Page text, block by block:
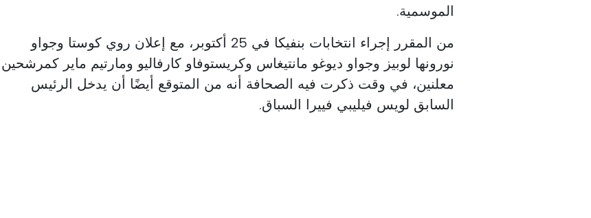
الموسمية.
من المقرر إجراء انتخابات بنفيكا في 25 أكتوبر، مع إعلان روي كوستا وجواو
نورونها لوبيز وجواو ديوغو مانتيغاس وكريستوفاو كارفاليو ومارتيم ماير كمرشحين
معلنين، في وقت ذكرت فيه الصحافة أنه من المتوقع أيضًا أن يدخل الرئيس
السابق لويس فيليبي فييرا السباق.